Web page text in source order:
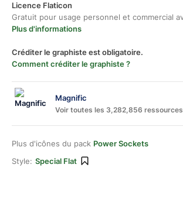
Licence Flaticon
Gratuit pour usage personnel et commercial
Plus d'informations
Créditer le graphiste est obligatoire.
Comment créditer le graphiste ?
Magnific
Voir toutes les 3,282,856 ressources
Plus d'icônes du pack Power Sockets
Style: Special Flat